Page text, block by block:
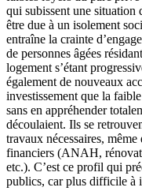
qui subissent une situation
être due à un isolement
entraîne la crainte
de personnes âgées
logement s’étant
également de nouveaux
investissement que la
sans en appréhender
découlaient. Ils se
travaux nécessaires,
financiers (ANAH,
etc.). C’est ce profil qui
publics, car plus difficile à